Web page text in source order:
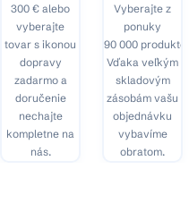
300 € alebo
vyberajte
tovar s ikonou
dopravy
zadarmo a
doručenie
nechajte
kompletne na
nás.
Vyberajte z
ponuky
90 000 produktov.
Vďaka veľkým
skladovým
zásobám vašu
objednávku
vybavíme
obratom.